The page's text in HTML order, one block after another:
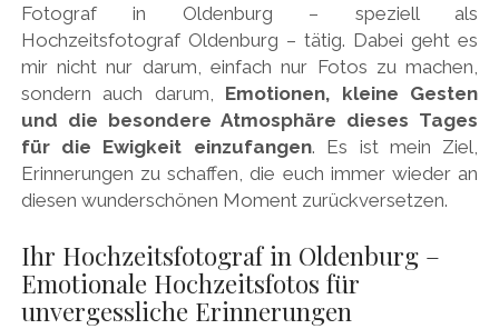
Fotograf in Oldenburg – speziell als
Hochzeitsfotograf Oldenburg – tätig. Dabei geht es
mir nicht nur darum, einfach nur Fotos zu machen,
sondern auch darum, Emotionen, kleine Gesten
und die besondere Atmosphäre dieses Tages
für die Ewigkeit einzufangen. Es ist mein Ziel,
Erinnerungen zu schaffen, die euch immer wieder an
diesen wunderschönen Moment zurückversetzen.
Ihr Hochzeitsfotograf in Oldenburg –
Emotionale Hochzeitsfotos für
unvergessliche Erinnerungen